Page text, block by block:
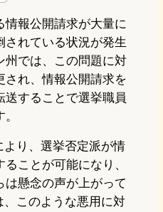
e
s
k
y
e
b
o
o
e
n
a
情報公開請求が大量に
れている状況が発生
州では、この問題に対
され、情報公開請求を
することで選挙職員
より、選挙否定派が情
ことが可能になり、
懸念の声が上がって
このような悪用に対